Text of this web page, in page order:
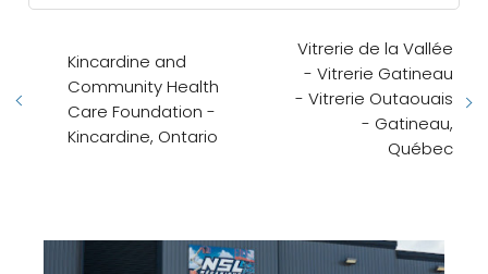
Kincardine and
Community Health
Care Foundation -
Kincardine, Ontario
Vitrerie de la Vallée
- Vitrerie Gatineau
- Vitrerie Outaouais
- Gatineau,
Québec